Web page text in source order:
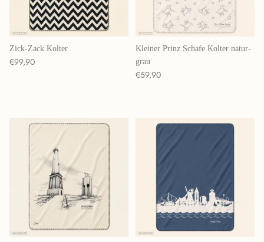
Zick-Zack Kolter
Normaler Preis
€99,90
Kleiner Prinz Schafe Kolter natur-
grau
Normaler Preis
€59,90